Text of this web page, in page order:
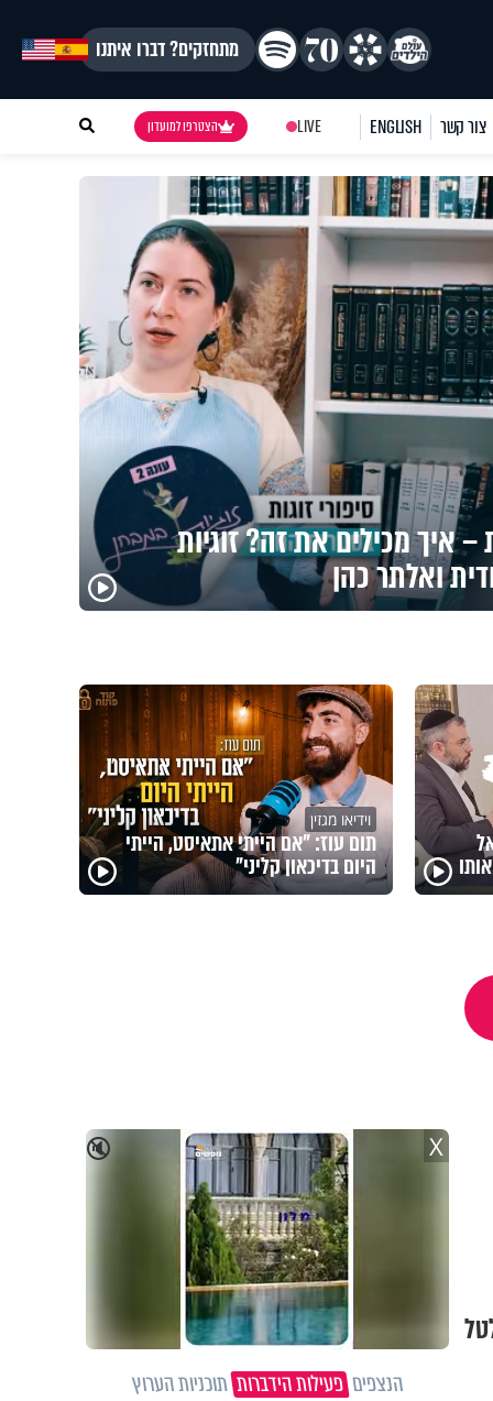
מתחזקים? דברו איתנו
צור קשר ENGLISH
LIVE הצטרפו למועדון
איך מכילים את זה? זוגיות
ואלתר כהן
וידיאו מגזין
תום עוז: "אם הייתי אתאיסט, הייתי
היום בדיכאון קליני"
🔇 X
הנצפיםפעילות הידברותתוכניות הערוץ